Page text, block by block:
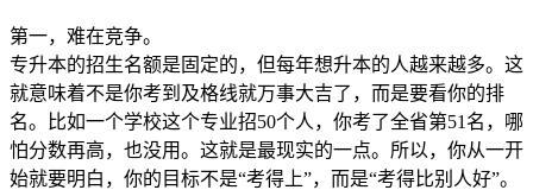
第一，难在竞争。
专升本的招生名额是固定的，但每年想升本的人越来越多。这
就意味着不是你考到及格线就万事大吉了，而是要看你的排
名。比如一个学校这个专业招50个人，你考了全省第51名，哪
怕分数再高，也没用。这就是最现实的一点。所以，你从一开
始就要明白，你的目标不是“考得上”，而是“考得比别人好”。